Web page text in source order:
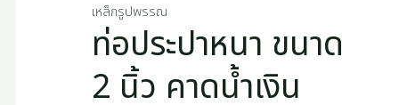
เหล็กรูปพรรณ
ท่อประปาหนา ขนาด
2 นิ้ว คาดน้ำเงิน